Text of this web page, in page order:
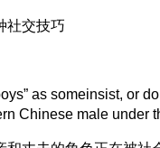
社交技巧
as someinsist, or
Chinese male under